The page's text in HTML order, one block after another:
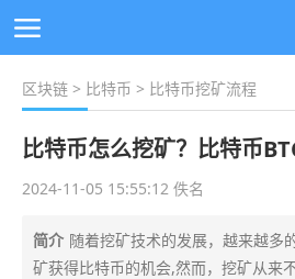
区块链 > 比特币 > 比特币挖矿流程
比特币怎么挖矿？比特币
2024-11-05 15:55:12 佚名
简介 随着挖矿技术的发展，越来越多
矿获得比特币的机会,然而，挖矿从来